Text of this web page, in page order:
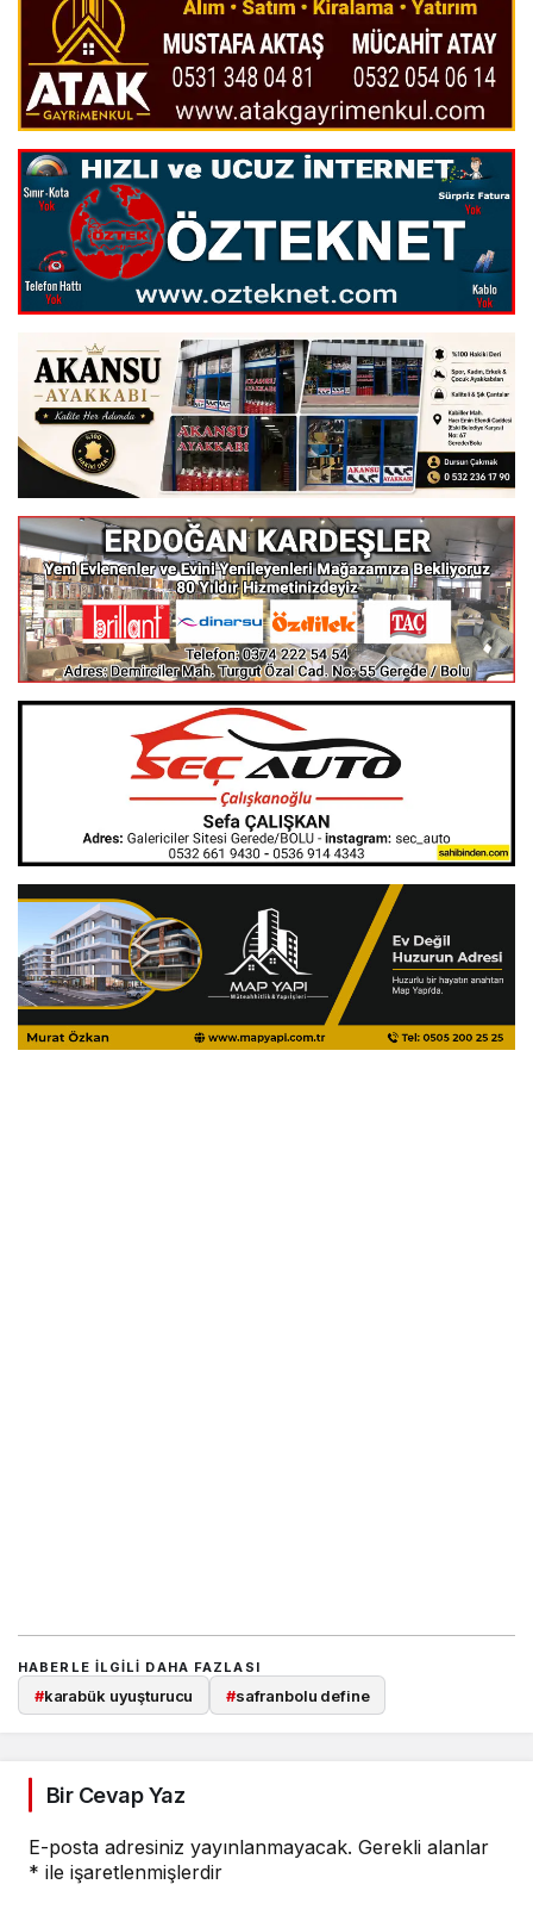
HABERLE ILGILI DAHA FAZLASI
#karabük uyuşturucu #safranbolu define
Bir Cevap Yaz
E-posta adresiniz yayınlanmayacak. Gerekli alanlar
* ile işaretlenmişlerdir